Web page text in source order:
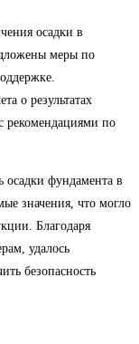
осадки в
меры по
о результатах
рекомендациями по
осадки фундамента в
значения, что могло
Благодаря
удалось
безопасность